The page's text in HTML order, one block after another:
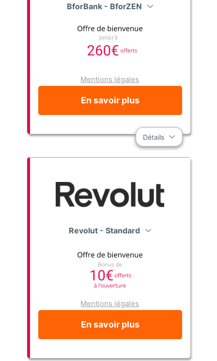
BforBank - BforZEN
Mentions légales
En savoir plus
Détails
Revolut - Standard
Mentions légales
En savoir plus